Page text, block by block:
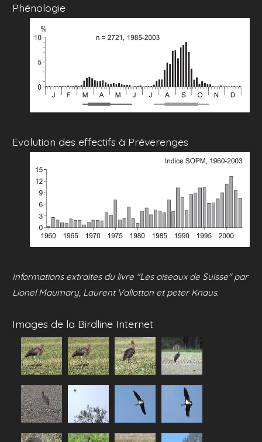
Phénologie
Evolution des effectifs à Préverenges
Informations extraites du livre "Les oiseaux de Suisse" par
Lionel Maumary, Laurent Vallotton et peter Knaus.
Images de la Birdline Internet